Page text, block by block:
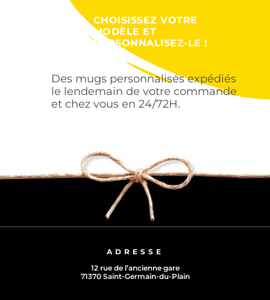
CHOISISSEZ VOTRE
MODÈLE ET
PERSONNALISEZ-LE !
Des mugs personnalisés expédiés
le lendemain de votre commande
et chez vous en 24/72H.
ADRESSE
12 rue de l’ancienne gare
71370 Saint-Germain-du-Plain